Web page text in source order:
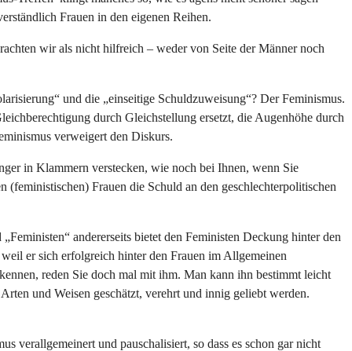
Frauen in den eigenen Reihen.
wir als nicht hilfreich – weder von Seite der Männer noch
und die „einseitige Schuldzuweisung“? Der Feminismus.
durch Gleichstellung ersetzt, die Augenhöhe durch
verweigert den Diskurs.
in Klammern verstecken, wie noch bei Ihnen, wenn Sie
Frauen die Schuld an den geschlechterpolitischen
andererseits bietet den Feministen Deckung hinter den
er sich erfolgreich hinter den Frauen im Allgemeinen
reden Sie doch mal mit ihm. Man kann ihn bestimmt leicht
und Weisen geschätzt, verehrt und innig geliebt werden.
verallgemeinert und pauschalisiert, so dass es schon gar nicht